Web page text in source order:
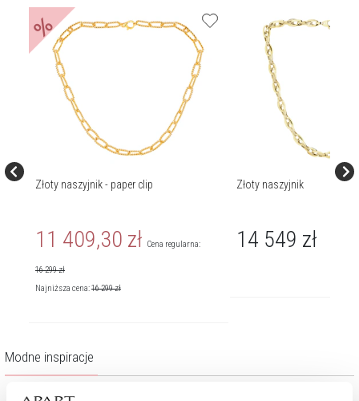
%
Złoty naszyjnik - paper clip
11 409,30 zł Cena regularna:
16 299zł
Najniższa cena:16 299zł
Złoty naszyjnik
14 549 zł
Modne inspiracje